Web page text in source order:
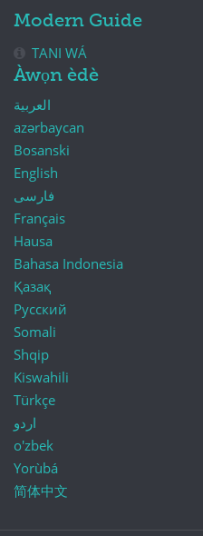
Modern Guide
TANI WÁ
Àwọn èdè
العربية
azərbaycan
Bosanski
English
فارسی
Français
Hausa
Bahasa Indonesia
Қазақ
Русский
Somali
Shqip
Kiswahili
Türkçe
اردو
o'zbek
Yorùbá
简体中文